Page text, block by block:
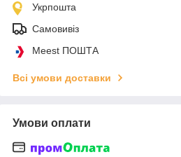
Укрпошта
Самовивіз
Meest ПОШТА
Всі умови доставки
Умови оплати